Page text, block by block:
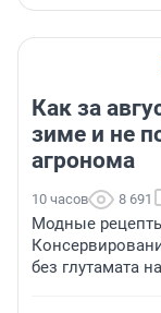
Как за
зиме и не
агронома
10 часов 8 691
Модные
без глутамата